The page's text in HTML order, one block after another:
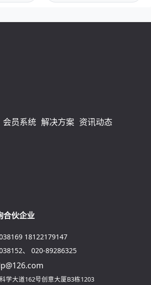
会员系统 解决方案 资讯动态
合伙企业
18122179147
、 020-89286325
科学大道162号创意大厦B3栋1203